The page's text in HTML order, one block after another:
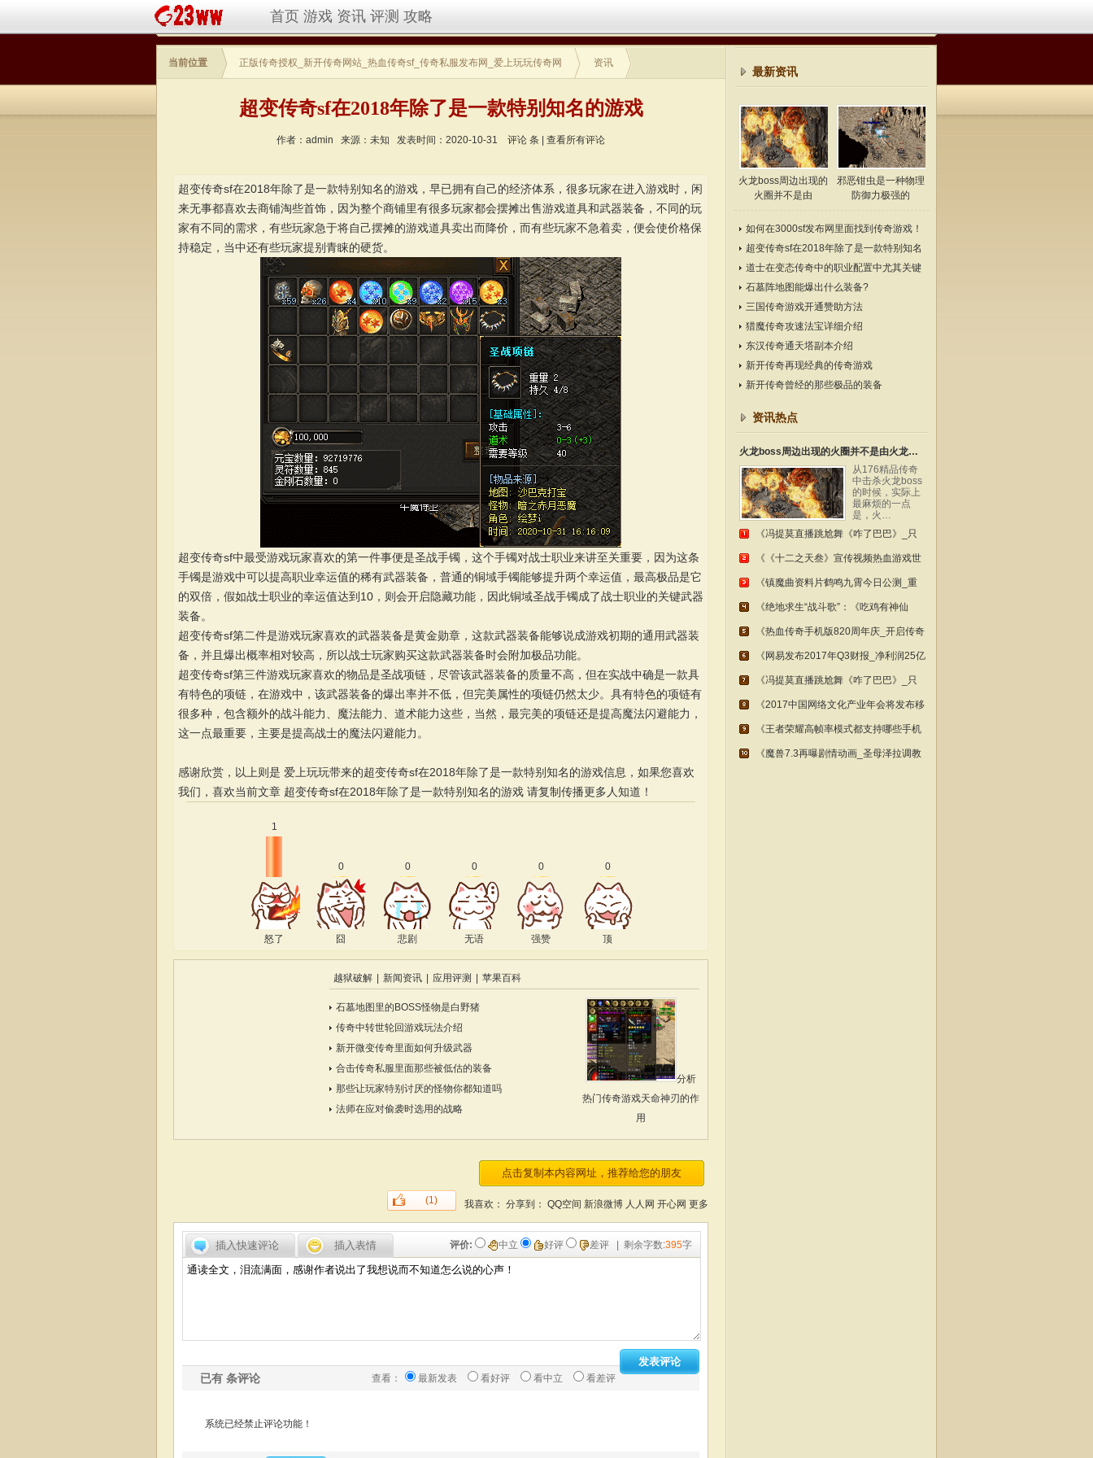
首页 游戏 资讯 评测 攻略
当前位置 正版传奇授权_新开传奇网站_热血传奇sf_传奇私服发布网_爱上玩玩传奇网 资讯
超变传奇sf在2018年除了是一款特别知名的游戏
作者：admin 来源：未知 发表时间：2020-10-31 评论 条 | 查看所有评论
超变传奇sf在2018年除了是一款特别知名的游戏，早已拥有自己的经济体系，很多玩家在进入游戏时，闲
来无事都喜欢去商铺淘些首饰，因为整个商铺里有很多玩家都会摆摊出售游戏道具和武器装备，不同的玩
家有不同的需求，有些玩家急于将自己摆摊的游戏道具卖出而降价，而有些玩家不急着卖，便会使价格保
持稳定，当中还有些玩家提别青睐的硬货。
超变传奇sf中最受游戏玩家喜欢的第一件事便是圣战手镯，这个手镯对战士职业来讲至关重要，因为这条
手镯是游戏中可以提高职业幸运值的稀有武器装备，普通的铜域手镯能够提升两个幸运值，最高极品是它
的双倍，假如战士职业的幸运值达到10，则会开启隐藏功能，因此铜域圣战手镯成了战士职业的关键武器
装备。
超变传奇sf第二件是游戏玩家喜欢的武器装备是黄金勋章，这款武器装备能够说成游戏初期的通用武器装
备，并且爆出概率相对较高，所以战士玩家购买这款武器装备时会附加极品功能。
超变传奇sf第三件游戏玩家喜欢的物品是圣战项链，尽管该武器装备的质量不高，但在实战中确是一款具
有特色的项链，在游戏中，该武器装备的爆出率并不低，但完美属性的项链仍然太少。具有特色的项链有
很多种，包含额外的战斗能力、魔法能力、道术能力这些，当然，最完美的项链还是提高魔法闪避能力，
这一点最重要，主要是提高战士的魔法闪避能力。
感谢欣赏，以上则是 爱上玩玩带来的超变传奇sf在2018年除了是一款特别知名的游戏信息，如果您喜欢
我们，喜欢当前文章 超变传奇sf在2018年除了是一款特别知名的游戏 请复制传播更多人知道！
1
怒了
0
囧
0
悲剧
0
无语
0
强赞
0
顶
越狱破解 新闻资讯 应用评测 苹果百科
石墓地图里的BOSS怪物是白野猪
传奇中转世轮回游戏玩法介绍
新开微变传奇里面如何升级武器
合击传奇私服里面那些被低估的装备
那些让玩家特别讨厌的怪物你都知道吗
法师在应对偷袭时选用的战略
分析
热门传奇游戏天命神刃的作
用
我喜欢：
(1) 分享到： QQ空间 新浪微博 人人网 开心网 更多
评价: 中立 好评 差评 | 剩余字数:395字
插入快速评论 插入表情
已有 条评论 查看： 最新发表 看好评 看中立 看差评
系统已经禁止评论功能！
最新资讯
火龙boss周边出现的
火圈并不是由
邪恶钳虫是一种物理
防御力极强的
如何在3000sf发布网里面找到传奇游戏！
超变传奇sf在2018年除了是一款特别知名
的游戏
道士在变态传奇中的职业配置中尤其关键
石墓阵地图能爆出什么装备?
三国传奇游戏开通赞助方法
猎魔传奇攻速法宝详细介绍
东汉传奇通天塔副本介绍
新开传奇再现经典的传奇游戏
新开传奇曾经的那些极品的装备
资讯热点
火龙boss周边出现的火圈并不是由火龙本身召唤
从176精品传奇
中击杀火龙boss
的时候，实际上
最麻烦的一点
是，火…
《冯提莫直播跳尬舞《咋了巴巴》_只
《《十二之天叁》宣传视频热血游戏世
《镇魔曲资料片鹤鸣九霄今日公测_重
《绝地求生“战斗歌”：《吃鸡有神仙
《热血传奇手机版820周年庆_开启传奇
《网易发布2017年Q3财报_净利润25亿
《冯提莫直播跳尬舞《咋了巴巴》_只
《2017中国网络文化产业年会将发布移
《王者荣耀高帧率模式都支持哪些手机
《魔兽7.3再曝剧情动画_圣母泽拉调教